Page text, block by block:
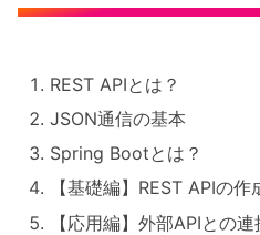
REST APIとは？
JSON通信の基本
Spring Bootとは？
【基礎編】REST APIの作
【応用編】外部APIとの連